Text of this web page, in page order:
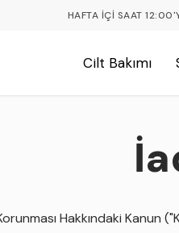
HAFTA İÇI SAAT
Cilt Bakımı
Hakkındaki Kanun